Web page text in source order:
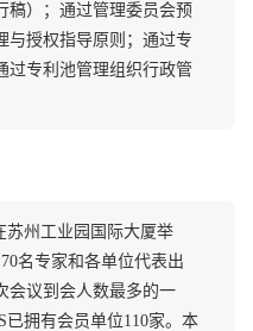
稿）；通过管理委员会预
与授权指导原则；通过专
过专利池管理组织行政管
苏州工业园国际大厦举
名专家和各单位代表出
会议到会人数最多的一
已拥有会员单位110家。本